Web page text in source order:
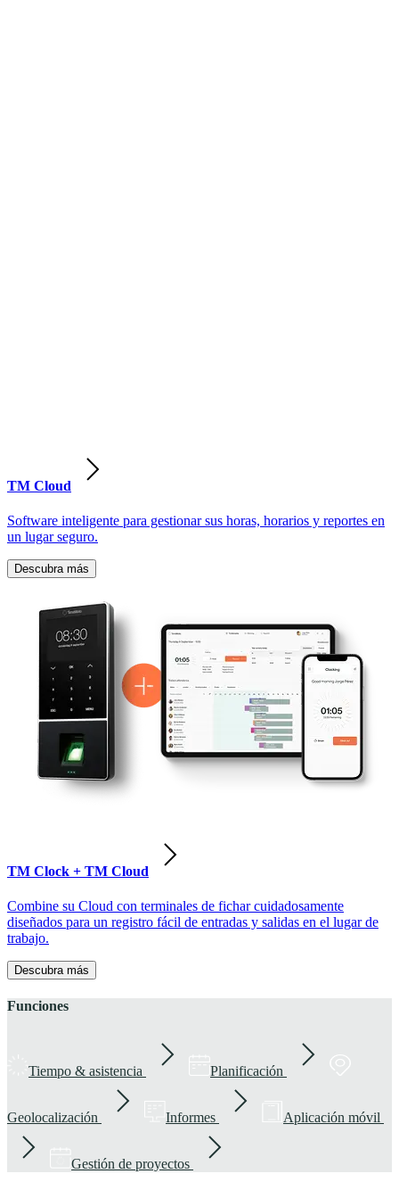
TM Cloud
Software inteligente para gestionar sus horas, horarios y reportes en
un lugar seguro.
Descubra más
TM Clock + TM Cloud
Combine su Cloud con terminales de fichar cuidadosamente
diseñados para un registro fácil de entradas y salidas en el lugar de
trabajo.
Descubra más
Funciones
Tiempo & asistencia Planificación
Geolocalización Informes Aplicación móvil
Gestión de proyectos